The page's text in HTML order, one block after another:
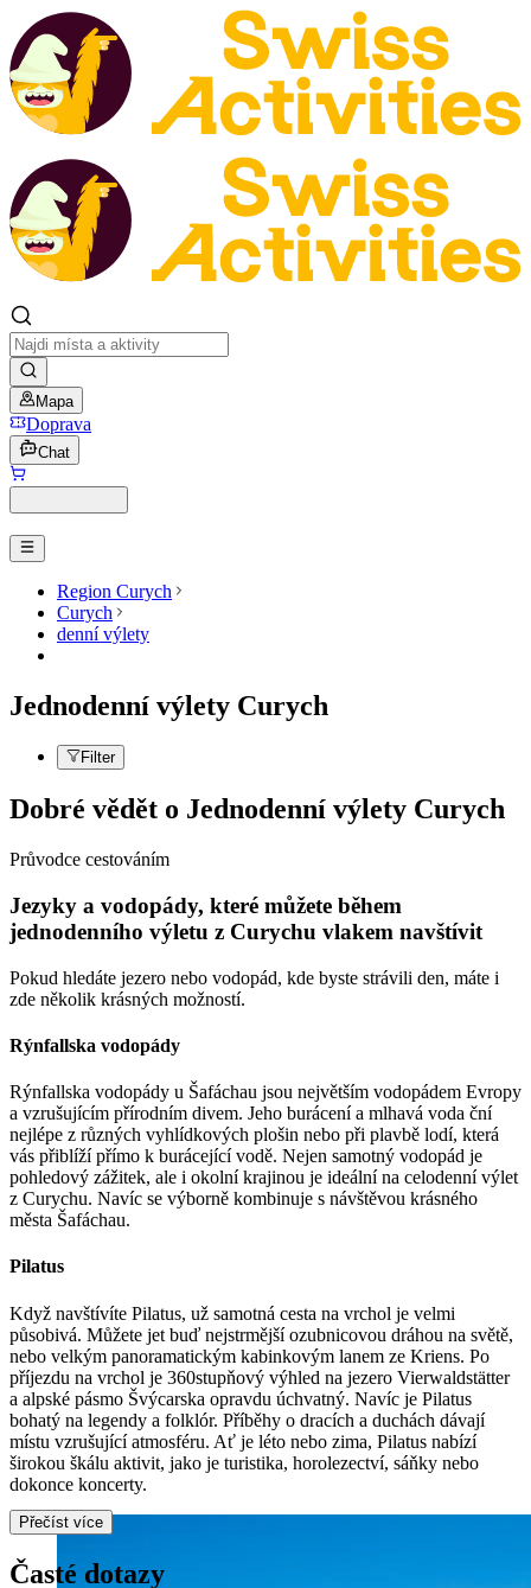
Mapa
Doprava
Chat
Region Curych
Curych
denní výlety
Jednodenní výlety Curych
Filter
Dobré vědět o Jednodenní výlety Curych
Průvodce cestováním
Jezyky a vodopády, které můžete během
jednodenního výletu z Curychu vlakem navštívit
Pokud hledáte jezero nebo vodopád, kde byste strávili den, máte i
zde několik krásných možností.
Rýnfallska vodopády
Rýnfallska vodopády u Šafáchau jsou největším vodopádem Evropy
a vzrušujícím přírodním divem. Jeho burácení a mlhavá voda ční
nejlépe z různých vyhlídkových plošin nebo při plavbě lodí, která
vás přiblíží přímo k burácející vodě. Nejen samotný vodopád je
pohledový zážitek, ale i okolní krajinou je ideální na celodenní výlet
z Curychu. Navíc se výborně kombinuje s návštěvou krásného
města Šafáchau.
Pilatus
Když navštívíte Pilatus, už samotná cesta na vrchol je velmi
působivá. Můžete jet buď nejstrmější ozubnicovou dráhou na světě,
nebo velkým panoramatickým kabinkovým lanem ze Kriens. Po
příjezdu na vrchol je 360stupňový výhled na jezero Vierwaldstätter
a alpské pásmo Švýcarska opravdu úchvatný. Navíc je Pilatus
bohatý na legendy a folklór. Příběhy o dracích a duchách dávají
místu vzrušující atmosféru. Ať je léto nebo zima, Pilatus nabízí
širokou škálu aktivit, jako je turistika, horolezectví, sáňky nebo
dokonce koncerty.
Přečíst více
Časté dotazy